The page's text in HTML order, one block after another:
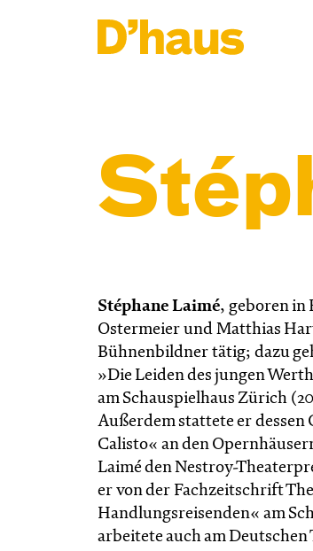
Stéphane Laimé, geboren in
Ostermeier und Matthias
Bühnenbildner tätig; dazu
»Die Leiden des jungen
am Schauspielhaus Zürich
Außerdem stattete er dessen
Calisto« an den
Laimé den Nestroy-
er von der Fachzeitschrift
Handlungsreisenden« am
arbeitete auch am